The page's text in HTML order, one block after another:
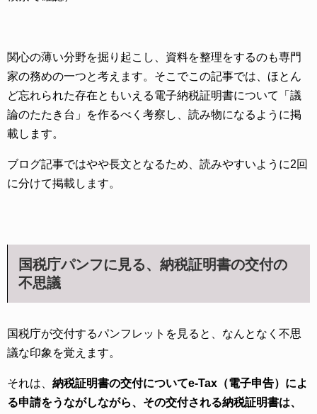
関心の薄い分野を掘り起こし、資料を整理をするのも専門
家の務めの一つと考えます。そこでこの記事では、ほとん
ど忘れられた存在ともいえる電子納税証明書について「議
論のたたき台」を作るべく考察し、読み物になるように掲
載します。
ブログ記事ではやや長文となるため、読みやすいように2回
に分けて掲載します。
国税庁パンフに見る、納税証明書の交付の
不思議
国税庁が交付するパンフレットを見ると、なんとなく不思
議な印象を覚えます。
それは、 納税証明書の交付についてe-Tax（電子申告）によ
る申請をうながしながら、その交付される納税証明書は、